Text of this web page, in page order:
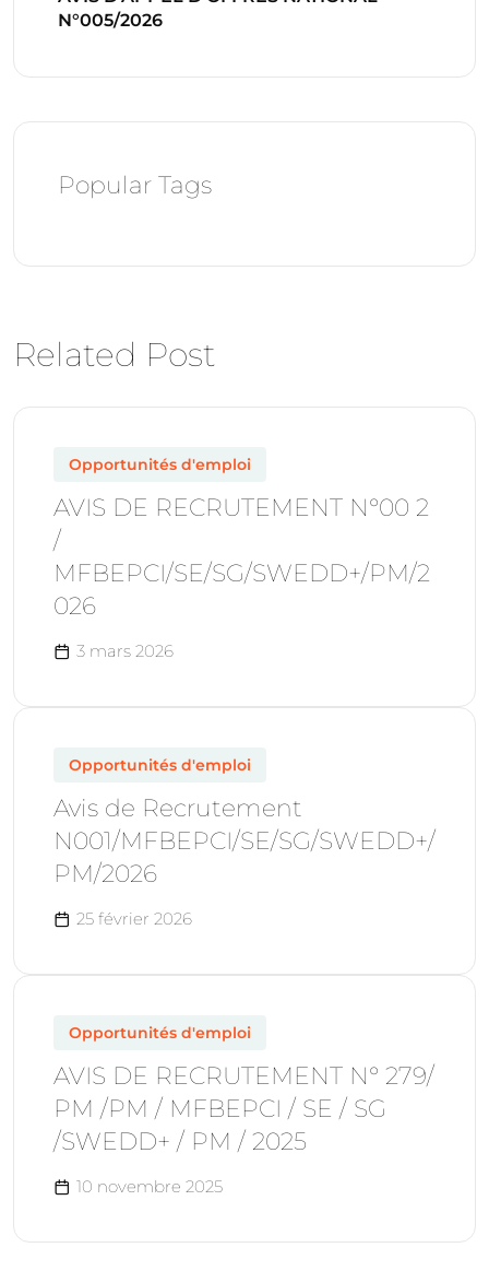
N°005/2026
Popular Tags
Related Post
Opportunités d'emploi
AVIS DE RECRUTEMENT N°00 2
/
MFBEPCI/SE/SG/SWEDD+/PM/2
026
3 mars 2026
Opportunités d'emploi
Avis de Recrutement
N001/MFBEPCI/SE/SG/SWEDD+/
PM/2026
25 février 2026
Opportunités d'emploi
AVIS DE RECRUTEMENT N° 279/
PM /PM / MFBEPCI / SE / SG
/SWEDD+ / PM / 2025
10 novembre 2025